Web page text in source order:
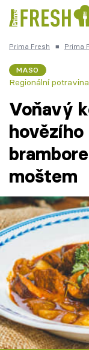
Česká kuchyně
Témata
Články
TV Program
Škola vaření
Recepty z
Speciál:
Prima Fresh ■ Prima
MASO
Regionální potravina
Voňavý
hovězího
moštem